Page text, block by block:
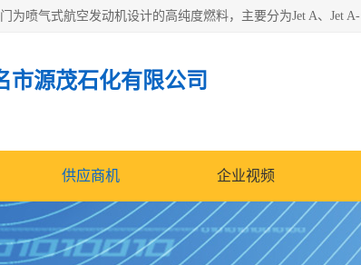
市源茂石化有限公司
供应商机 企业视频